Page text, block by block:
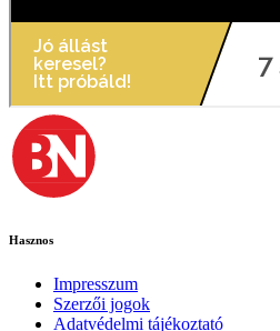
Hasznos
Impresszum
Szerzői jogok
Adatvédelmi tájékoztató